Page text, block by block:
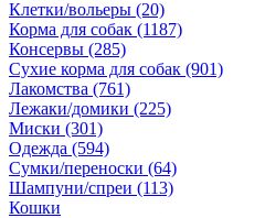
Клетки/вольеры (20)
Корма для собак (1187)
Консервы (285)
Сухие корма для собак (901)
Лакомства (761)
Лежаки/домики (225)
Миски (301)
Одежда (594)
Сумки/переноски (64)
Шампуни/спреи (113)
Кошки